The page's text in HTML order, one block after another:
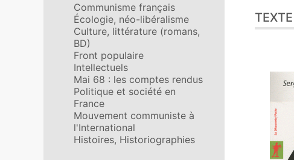
Communisme français
Écologie, néo-libéralisme
Culture, littérature (romans,
BD)
Front populaire
Intellectuels
Mai 68 : les comptes rendus
Politique et société en
France
Mouvement communiste à
l'International
Histoires, Historiographies
TEXTE